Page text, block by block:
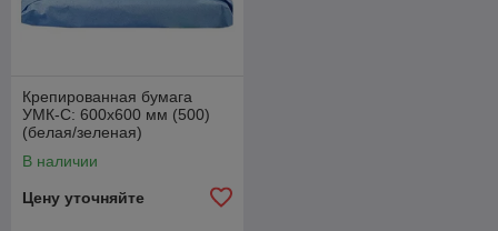
Крепированная бумага
УМК-С: 600х600 мм (500)
(белая/зеленая)
В наличии
Цену уточняйте